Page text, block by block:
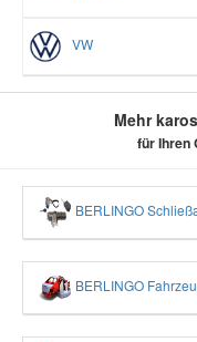
VW
Mehr
für Ihren
BERLINGO
BERLINGO